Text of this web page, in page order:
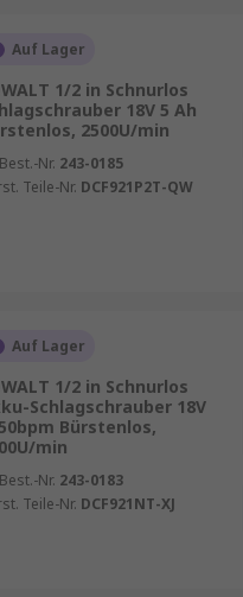
Auf Lager
1/2 in Schnurlos
18V 5 Ah
2500U/min
Nr. 243-0185
Teile-Nr. DCF921P2T-QW
Auf Lager
1/2 in Schnurlos
Schlagschrauber 18V
Bürstenlos,
min
Nr. 243-0183
Teile-Nr. DCF921NT-XJ